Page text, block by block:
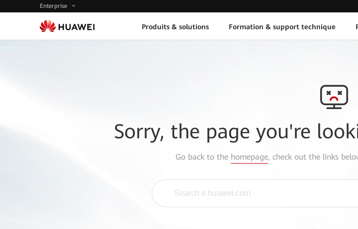
Enterprise
Produits & solutions Formation & support technique
Sorry, the page you're
Go back to the homepage, check out the links